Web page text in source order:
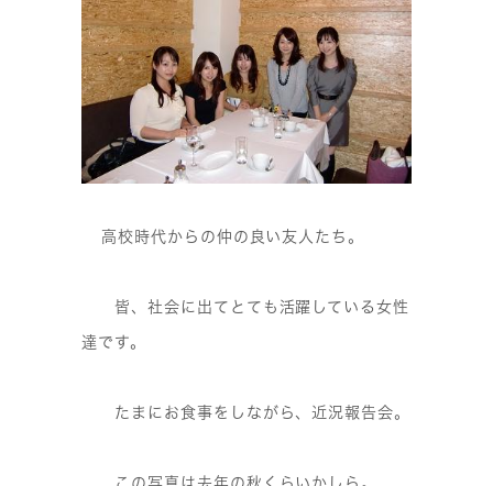
高校時代からの仲の良い友人たち。
皆、社会に出てとても活躍している女性
達です。
たまにお食事をしながら、近況報告会。
この写真は去年の秋くらいかしら。